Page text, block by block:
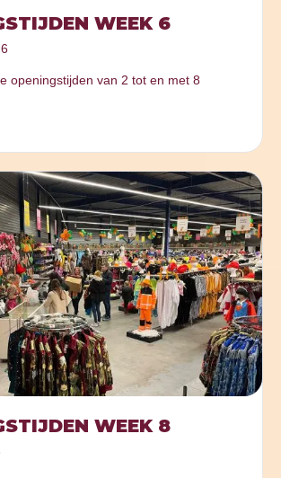
WEEK 6
openingstijden van 2 tot en met 8
WEEK 8